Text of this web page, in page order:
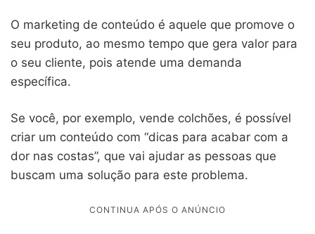
O marketing de conteúdo é aquele que promove o
seu produto, ao mesmo tempo que gera valor para
o seu cliente, pois atende uma demanda
específica.
Se você, por exemplo, vende colchões, é possível
criar um conteúdo com “dicas para acabar com a
dor nas costas”, que vai ajudar as pessoas que
buscam uma solução para este problema.